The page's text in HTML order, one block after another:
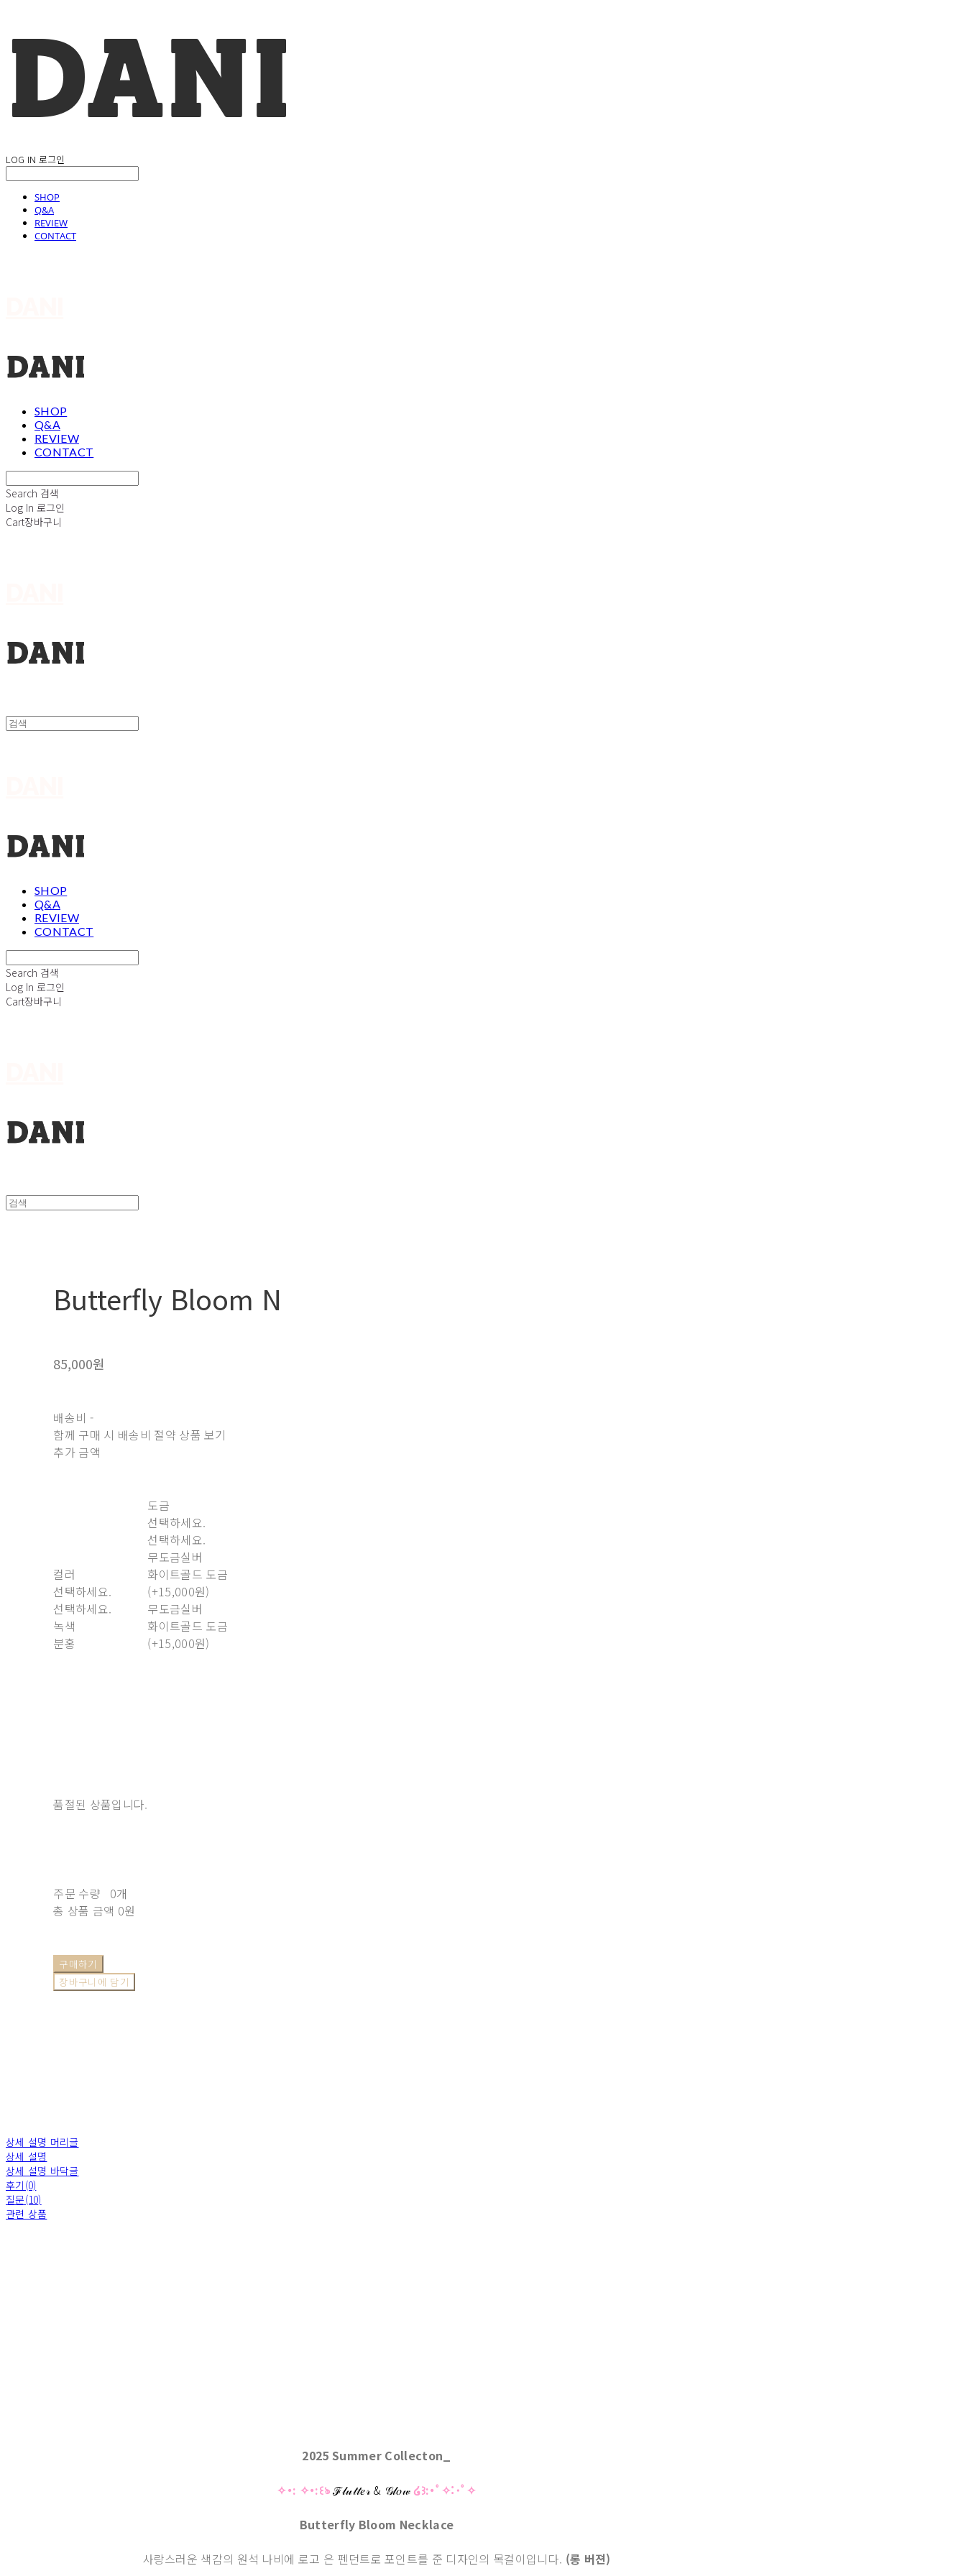
LOG IN 로그인
SHOP
Q&A
REVIEW
CONTACT
SHOP
Q&A
REVIEW
CONTACT
Search 검색
Log In 로그인
Cart장바구니
SHOP
Q&A
REVIEW
CONTACT
Search 검색
Log In 로그인
Cart장바구니
Butterfly Bloom N
85,000원
배송비 -
함께 구매 시 배송비 절약 상품 보기
추가 금액
컬러
선택하세요.
선택하세요.
녹색
분홍
도금
선택하세요.
선택하세요.
무도금실버
화이트골드 도금
(+15,000원)
무도금실버
화이트골드 도금
(+15,000원)
품절된 상품입니다.
주문 수량
0개
총 상품 금액 0원
구매하기
장바구니에 담기
상세 설명 머리글
상세 설명
상세 설명 바닥글
후기(0)
질문(10)
관련 상품
2025 Summer Collecton_
✧･: ✧･:꒰ঌℱ𝓁𝓊𝓉𝓉𝑒𝓇 & 𝒢𝓁𝑜𝓌 ໒꒱:･ﾟ✧:･ﾟ✧
Butterfly Bloom Necklace
사랑스러운 색감의 원석 나비에 로고 은 펜던트로 포인트를 준 디자인의 목걸이입니다. (롱 버젼)